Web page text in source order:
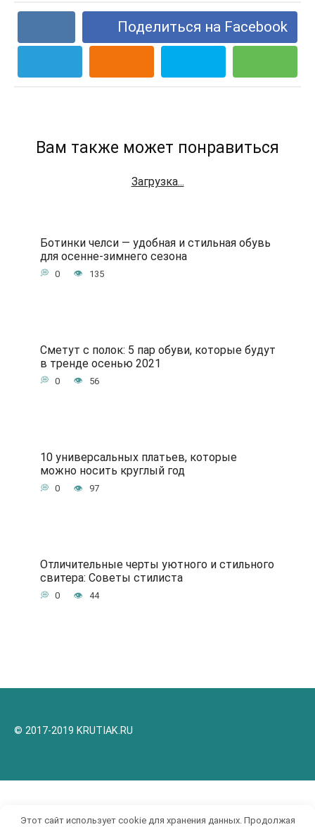
Поделиться на Facebook
Вам также может понравиться
Загрузка...
Ботинки челси — удобная и стильная обувь
для осенне-зимнего сезона
0 135
Сметут с полок: 5 пар обуви, которые будут
в тренде осенью 2021
0 56
10 универсальных платьев, которые
можно носить круглый год
0 97
Отличительные черты уютного и стильного
свитера: Советы стилиста
0 44
© 2017-2019 KRUTIAK.RU
Этот сайт использует cookie для хранения данных. Продолжая